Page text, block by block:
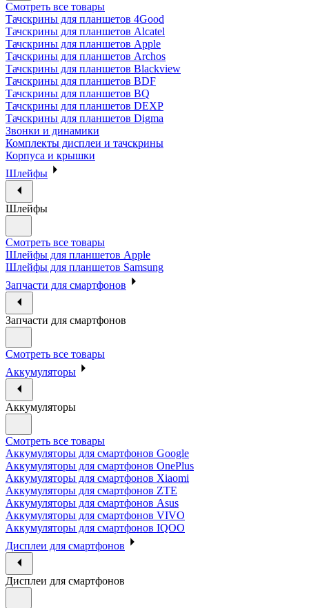
Смотреть все товары
Тачскрины для планшетов 4Good
Тачскрины для планшетов Alcatel
Тачскрины для планшетов Apple
Тачскрины для планшетов Archos
Тачскрины для планшетов Blackview
Тачскрины для планшетов BDF
Тачскрины для планшетов BQ
Тачскрины для планшетов DEXP
Тачскрины для планшетов Digma
Звонки и динамики
Комплекты дисплеи и тачскрины
Корпуса и крышки
Шлейфы
Шлейфы
Смотреть все товары
Шлейфы для планшетов Apple
Шлейфы для планшетов Samsung
Запчасти для смартфонов
Запчасти для смартфонов
Смотреть все товары
Аккумуляторы
Аккумуляторы
Смотреть все товары
Аккумуляторы для смартфонов Google
Аккумуляторы для смартфонов OnePlus
Аккумуляторы для смартфонов Xiaomi
Аккумуляторы для смартфонов ZTE
Аккумуляторы для cмартфонов Asus
Аккумуляторы для смартфонов VIVO
Аккумуляторы для смартфонов IQOO
Дисплеи для смартфонов
Дисплеи для смартфонов